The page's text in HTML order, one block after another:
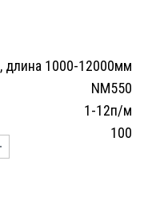
1000-12000мм
NM550
1-12п/м
100